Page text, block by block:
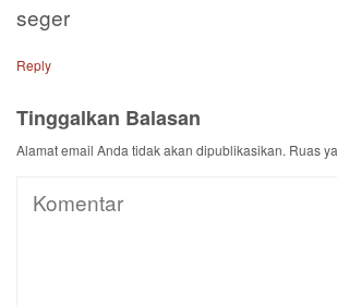
seger
Reply
Tinggalkan Balasan
Alamat email Anda tidak akan dipublikasikan. Ruas